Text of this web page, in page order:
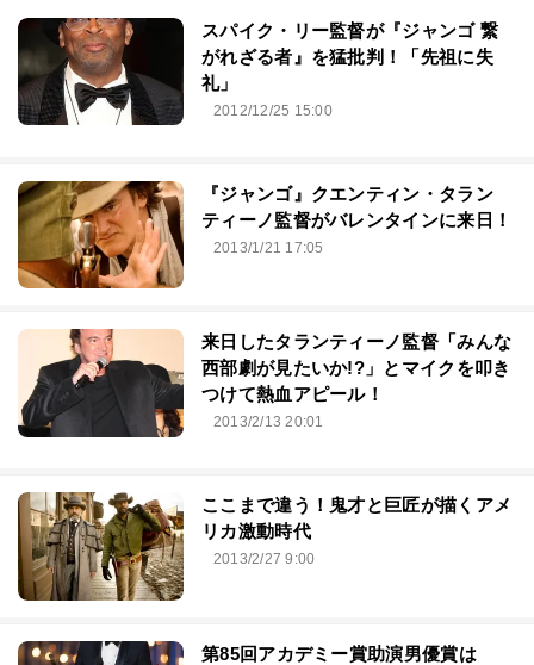
スパイク・リー監督が『ジャンゴ 繋
がれざる者』を猛批判！「先祖に失
礼」
2012/12/25 15:00
『ジャンゴ』クエンティン・タラン
ティーノ監督がバレンタインに来日！
2013/1/21 17:05
来日したタランティーノ監督「みんな
西部劇が見たいか!?」とマイクを叩き
つけて熱血アピール！
2013/2/13 20:01
ここまで違う！鬼才と巨匠が描くアメ
リカ激動時代
2013/2/27 9:00
第85回アカデミー賞助演男優賞は